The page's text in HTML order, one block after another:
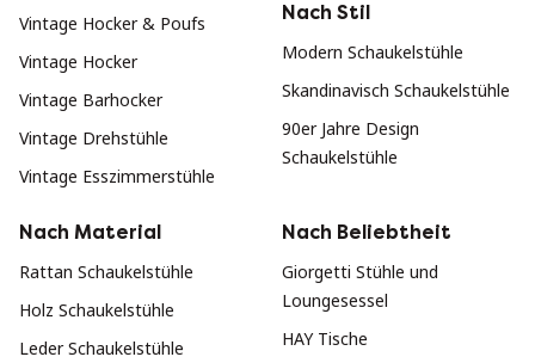
Vintage Hocker & Poufs
Vintage Hocker
Vintage Barhocker
Vintage Drehstühle
Vintage Esszimmerstühle
Nach Stil
Modern Schaukelstühle
Skandinavisch Schaukelstühle
90er Jahre Design
Schaukelstühle
Nach Material
Rattan Schaukelstühle
Holz Schaukelstühle
Leder Schaukelstühle
Nach Beliebtheit
Giorgetti Stühle und
Loungesessel
HAY Tische